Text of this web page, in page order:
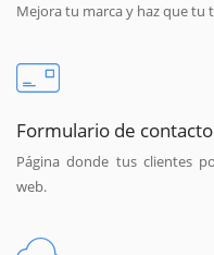
Mejora tu marca y haz que tu
Formulario de contacto
Página donde tus clientes
web.